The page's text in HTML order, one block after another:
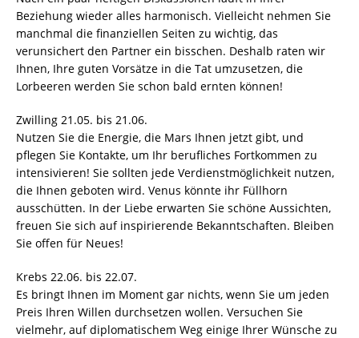
Beziehung wieder alles harmonisch. Vielleicht nehmen Sie
manchmal die finanziellen Seiten zu wichtig, das
verunsichert den Partner ein bisschen. Deshalb raten wir
Ihnen, Ihre guten Vorsätze in die Tat umzusetzen, die
Lorbeeren werden Sie schon bald ernten können!
Zwilling 21.05. bis 21.06.
Nutzen Sie die Energie, die Mars Ihnen jetzt gibt, und
pflegen Sie Kontakte, um Ihr berufliches Fortkommen zu
intensivieren! Sie sollten jede Verdienstmöglichkeit nutzen,
die Ihnen geboten wird. Venus könnte ihr Füllhorn
ausschütten. In der Liebe erwarten Sie schöne Aussichten,
freuen Sie sich auf inspirierende Bekanntschaften. Bleiben
Sie offen für Neues!
Krebs 22.06. bis 22.07.
Es bringt Ihnen im Moment gar nichts, wenn Sie um jeden
Preis Ihren Willen durchsetzen wollen. Versuchen Sie
vielmehr, auf diplomatischem Weg einige Ihrer Wünsche zu